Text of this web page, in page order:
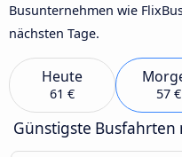
Busunternehmen wie
nächsten Tage.
Heute
61 € 57 €
Günstigste Busfahrten